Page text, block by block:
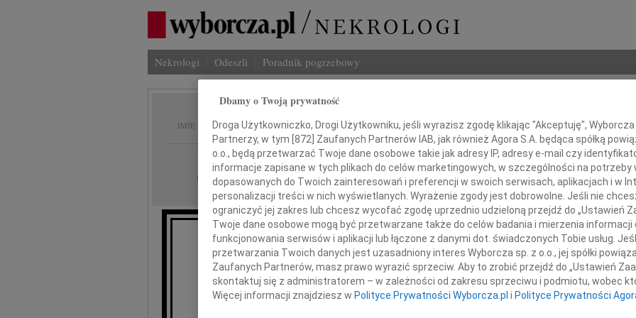
Nekrologi Odeszli Poradnik pogrzebowy
IMIĘ I NAZWISKO: Jerzy Pamuła
REGION: Kraków
DATA EMISJI: 31.01.2013
W dniu 28 stycznia 2013 roku zmarł
Jerzy Pamuła
Imię i
INNE
Z
Z
Dbamy o Twoją prywatność
Droga Użytkowniczko, Drogi Użytkowniku, jeśli wyrazisz zgodę klikając "Akceptuję",
Partnerzy, w tym [ 872 ] Zaufanych Partnerów IAB, jak również Agora S.A. będąca spółką
o.o., będą przetwarzać Twoje dane osobowe takie jak adresy IP, adresy e-mail czy
informacje zapisane w tych plikach do celów marketingowych, w szczególności na potrzeby
dopasowanych do Twoich zainteresowań i preferencji w swoich serwisach, aplikacjach i w
personalizacji treści w nich wyświetlanych. Wyrażenie zgody jest dobrowolne. Jeśli nie
ograniczyć jej zakres lub chcesz wycofać zgodę uprzednio udzieloną przejdź do „Ustawień
Twoje dane osobowe mogą być przetwarzane także do celów badania i mierzenia
funkcjonowania serwisów i aplikacji lub łączone z danymi dot. świadczonych Tobie usług.
przetwarzania Twoich danych jest uzasadniony interes Wyborcza sp. z o.o., jej spółki
Zaufanych Partnerów, masz prawo wyrazić sprzeciw. Aby to zrobić przejdź do „Ustawień
skontaktuj się z administratorem – w zależności od zakresu sprzeciwu i podmiotu, wobec
Więcej informacji znajdziesz w Polityce Prywatności Wyborcza.pl i Polityce Prywatności